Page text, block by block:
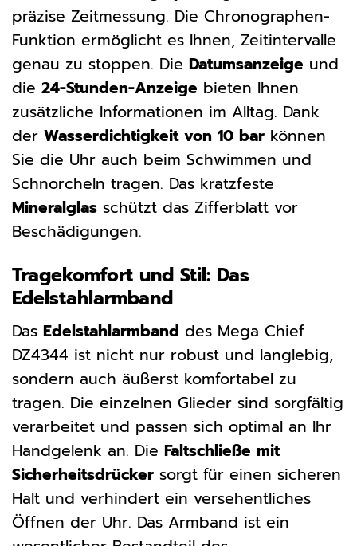
präzise Zeitmessung. Die Chronographen-
Funktion ermöglicht es Ihnen, Zeitintervalle
genau zu stoppen. Die Datumsanzeige und
die 24-Stunden-Anzeige bieten Ihnen
zusätzliche Informationen im Alltag. Dank
der Wasserdichtigkeit von 10 bar können
Sie die Uhr auch beim Schwimmen und
Schnorcheln tragen. Das kratzfeste
Mineralglas schützt das Zifferblatt vor
Beschädigungen.
Tragekomfort und Stil: Das
Edelstahlarmband
Das Edelstahlarmband des Mega Chief
DZ4344 ist nicht nur robust und langlebig,
sondern auch äußerst komfortabel zu
tragen. Die einzelnen Glieder sind sorgfältig
verarbeitet und passen sich optimal an Ihr
Handgelenk an. Die Faltschließe mit
Sicherheitsdrücker sorgt für einen sicheren
Halt und verhindert ein versehentliches
Öffnen der Uhr. Das Armband ist ein